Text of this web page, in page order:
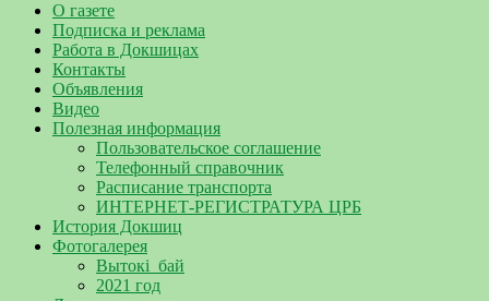
О газете
Подписка и реклама
Работа в Докшицах
Контакты
Объявления
Видео
Полезная информация
Пользовательское соглашение
Телефонный справочник
Расписание транспорта
ИНТЕРНЕТ-РЕГИСТРАТУРА ЦРБ
История Докшиц
Фотогалерея
Вытокі_бай
2021 год